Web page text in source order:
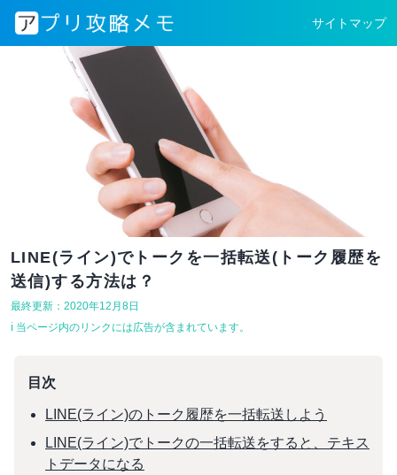
サイトマップ
LINE(ライン)でトークを一括転送(トーク履歴を
送信)する方法は？
最終更新：2020年12月8日
ℹ︎ 当ページ内のリンクには広告が含まれています。
目次
LINE(ライン)のトーク履歴を一括転送しよう
LINE(ライン)でトークの一括転送をすると、テキス
トデータになる